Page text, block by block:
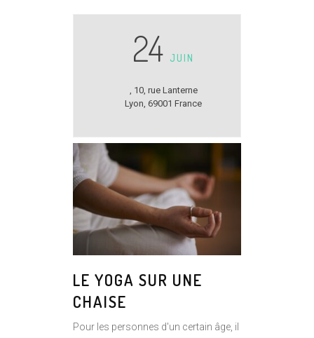
24 JUIN
, 10, rue Lanterne
Lyon, 69001 France
LE YOGA SUR UNE
CHAISE
Pour les personnes d'un certain âge, il